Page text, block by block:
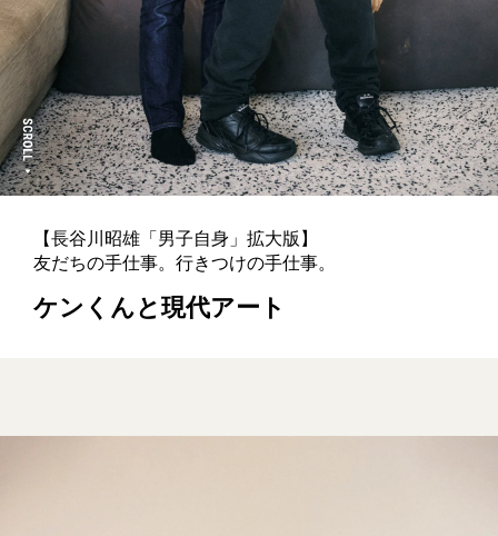
【長谷川昭雄「男子自身」拡大版】
友だちの手仕事。行きつけの手仕事。
ケンくんと現代アート